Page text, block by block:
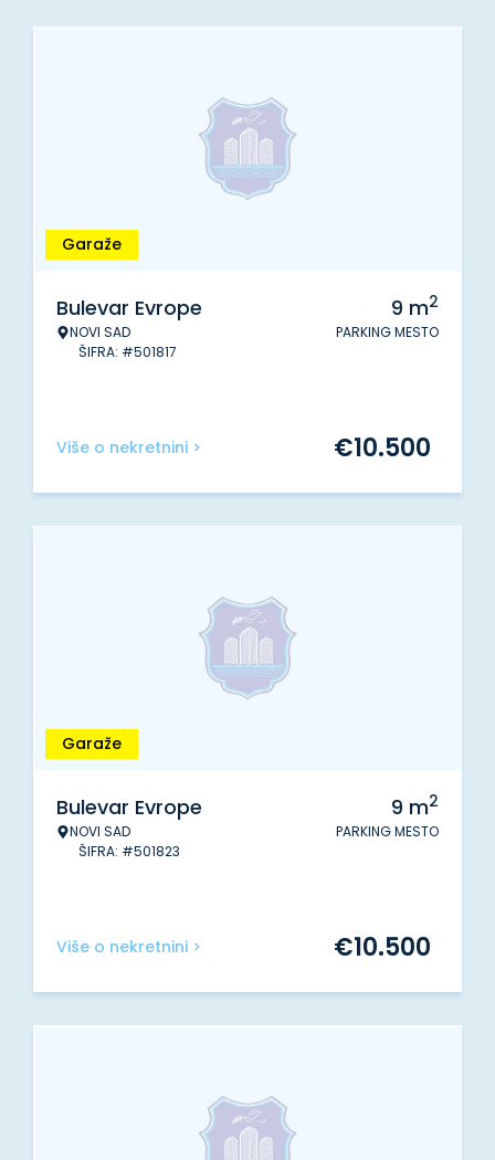
Garaže
Bulevar Evrope
NOVI SAD
ŠIFRA: #501817
9 m2
PARKING MESTO
Više o nekretnini > €10.500
Garaže
Bulevar Evrope
NOVI SAD
ŠIFRA: #501823
9 m2
PARKING MESTO
Više o nekretnini > €10.500